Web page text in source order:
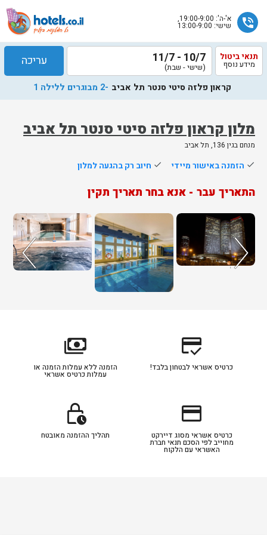
phone_in_talk א'-ה': 19:00-9:00,
שישי: 13:00-9:00
מלון קראון פלזה סיטי סנטר תל אביב
מנחם בגין 136, תל אביב
תנאי ביטול
מידע נוסף 10/7 - 11/7
(שישי - שבת) עריכה
קראון פלזה סיטי סנטר תל אביב -2 מבוגרים ללילה 1
done הזמנה באישור מיידי done חיוב רק בהגעה למלון
התאריך עבר - אנא בחר תאריך תקין
credit_score
כרטיס אשראי לבטחון בלבד!
payments
הזמנה ללא עמלות הזמנה או
עמלות כרטיס אשראי
credit_card
כרטיס אשראי מסוג דיירקט
מחוייב לפי הסכם תנאי חברת
האשראי עם הלקוח
lock_clock
תהליך ההזמנה מאובטח